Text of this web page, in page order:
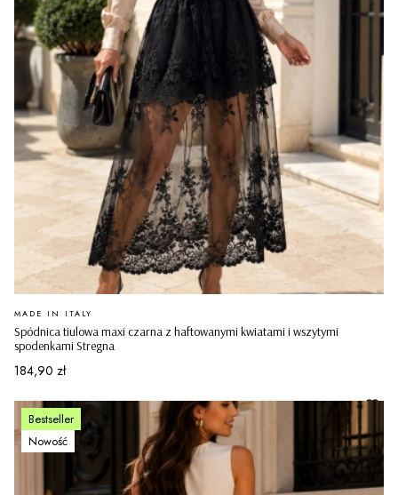
Spódnica tiulowa maxi czarna z haftowanymi kwiatami i wszytymi
spodenkami Stregna
PRODUCENT
MADE IN ITALY
Cena
184,90 zł
Bestseller
Nowość